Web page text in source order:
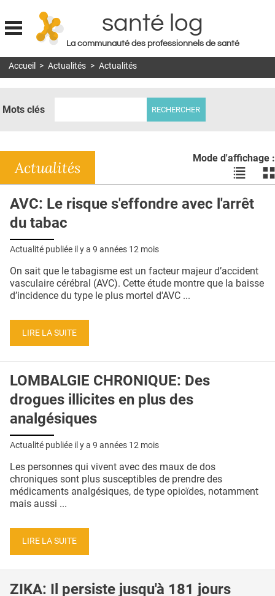
Jump to navigation
santé log
La communauté des professionnels de santé
MON COMPTE
DOSSIERS
RÉSEAUX
E-REVUE SAD
QUI SOMMES-NOUS ?
CONDITIONS GÉNÉRALES
CRÉDITS
Accueil > Actualités > Actualités
Mots clés
Mode d'affichage :
Voir
les
en
les
Actualités
AVC: Le risque s'effondre avec l'arrêt
du tabac
Actualité publiée il y a 9 années 12 mois
On sait que le tabagisme est un facteur majeur d’accident
vasculaire cérébral (AVC). Cette étude montre que la baisse
d’incidence du type le plus mortel d'AVC ...
LIRE LA SUITE
LOMBALGIE CHRONIQUE: Des
drogues illicites en plus des
analgésiques
Actualité publiée il y a 9 années 12 mois
Les personnes qui vivent avec des maux de dos
chroniques sont plus susceptibles de prendre des
médicaments analgésiques, de type opioïdes, notamment
mais aussi ...
LIRE LA SUITE
ZIKA: Il persiste jusqu'à 181 jours